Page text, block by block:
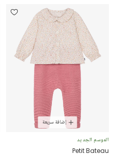
إضافة سريعة
الموسم الجديد
Petit Bateau